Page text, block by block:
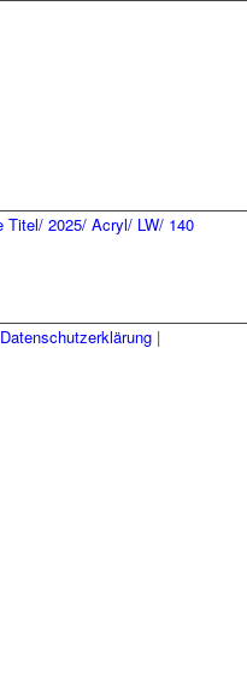
Datenschutzerklärung|